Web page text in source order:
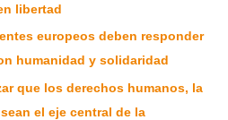
libertad
europeos deben responder
humanidad y solidaridad
que los derechos humanos, la
el eje central de la